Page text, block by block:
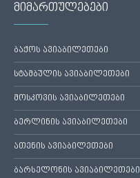
მიმართულებები
ბაქოს ავიაბილეთები
სტამბულის ავიაბილეთები
მოსკოვის ავიაბილეთები
ბერლინის ავიაბილეთები
ათენის ავიაბილეთები
ბარსელონის ავიაბილეთები